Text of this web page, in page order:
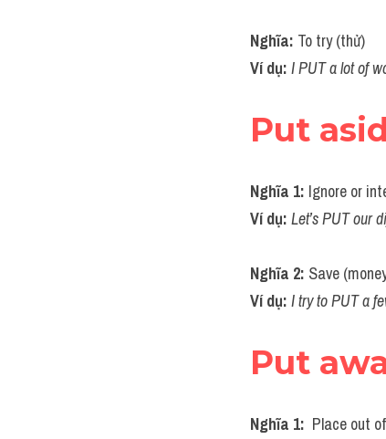
Nghĩa: To try (thử)
Ví dụ: I PUT a lot of
Put
Nghĩa 1: Ignore or
Ví dụ: Let’s PUT our
Nghĩa 2: Save
Ví dụ: I try to PUT a
Put
Nghĩa 1: Place out